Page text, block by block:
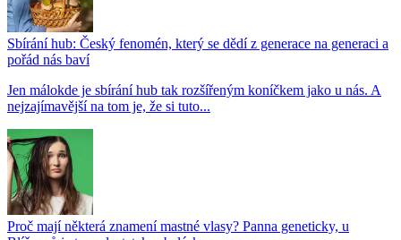
Sbírání hub: Český fenomén, který se dědí z generace na generaci a
pořád nás baví
Jen málokde je sbírání hub tak rozšířeným koníčkem jako u nás. A
nejzajímavější na tom je, že si tuto...
Proč mají některá znamení mastné vlasy? Panna geneticky, u